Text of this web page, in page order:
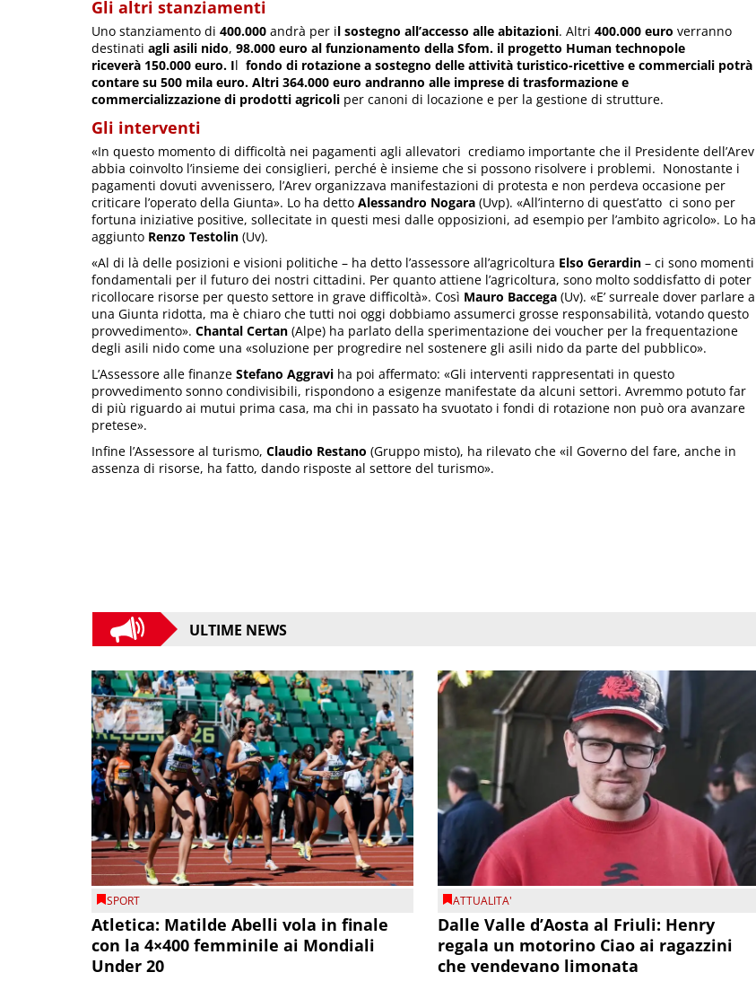
Gli altri stanziamenti
Uno stanziamento di 400.000 andrà per il sostegno all’accesso alle abitazioni. Altri 400.000 euro verranno
destinati agli asili nido, 98.000 euro al funzionamento della Sfom. il progetto Human technopole
riceverà 150.000 euro. Il fondo di rotazione a sostegno delle attività turistico-ricettive e commerciali potrà
contare su 500 mila euro. Altri 364.000 euro andranno alle imprese di trasformazione e
commercializzazione di prodotti agricoli per canoni di locazione e per la gestione di strutture.
Gli interventi
«In questo momento di difficoltà nei pagamenti agli allevatori crediamo importante che il Presidente dell’Arev
abbia coinvolto l’insieme dei consiglieri, perché è insieme che si possono risolvere i problemi. Nonostante i
pagamenti dovuti avvenissero, l’Arev organizzava manifestazioni di protesta e non perdeva occasione per
criticare l’operato della Giunta». Lo ha detto Alessandro Nogara (Uvp). «All’interno di quest’atto ci sono per
fortuna iniziative positive, sollecitate in questi mesi dalle opposizioni, ad esempio per l’ambito agricolo». Lo ha
aggiunto Renzo Testolin (Uv).
«Al di là delle posizioni e visioni politiche – ha detto l’assessore all’agricoltura Elso Gerardin – ci sono momenti
fondamentali per il futuro dei nostri cittadini. Per quanto attiene l’agricoltura, sono molto soddisfatto di poter
ricollocare risorse per questo settore in grave difficoltà». Così Mauro Baccega (Uv). «E’ surreale dover parlare a
una Giunta ridotta, ma è chiaro che tutti noi oggi dobbiamo assumerci grosse responsabilità, votando questo
provvedimento». Chantal Certan (Alpe) ha parlato della sperimentazione dei voucher per la frequentazione
degli asili nido come una «soluzione per progredire nel sostenere gli asili nido da parte del pubblico».
L’Assessore alle finanze Stefano Aggravi ha poi affermato: «Gli interventi rappresentati in questo
provvedimento sonno condivisibili, rispondono a esigenze manifestate da alcuni settori. Avremmo potuto far
di più riguardo ai mutui prima casa, ma chi in passato ha svuotato i fondi di rotazione non può ora avanzare
pretese».
Infine l’Assessore al turismo, Claudio Restano (Gruppo misto), ha rilevato che «il Governo del fare, anche in
assenza di risorse, ha fatto, dando risposte al settore del turismo».
ULTIME NEWS
SPORT
Atletica: Matilde Abelli vola in finale
con la 4×400 femminile ai Mondiali
Under 20
ATTUALITA'
Dalle Valle d’Aosta al Friuli: Henry
regala un motorino Ciao ai ragazzini
che vendevano limonata